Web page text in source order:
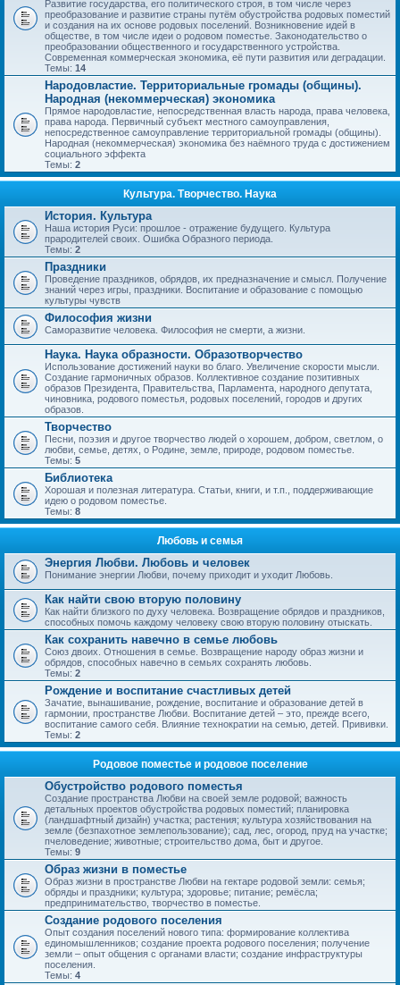
Развитие государства, его политического строя, в том числе через
преобразование и развитие страны путём обустройства родовых поместий
и создания на их основе родовых поселений. Возникновение идей в
обществе, в том числе идеи о родовом поместье. Законодательство о
преобразовании общественного и государственного устройства.
Современная коммерческая экономика, её пути развития или деградации.
Темы: 14
Народовластие. Территориальные громады (общины).
Народная (некоммерческая) экономика
Прямое народовластие, непосредственная власть народа, права человека,
права народа. Первичный субъект местного самоуправления,
непосредственное самоуправление территориальной громады (общины).
Народная (некоммерческая) экономика без наёмного труда с достижением
социального эффекта
Темы: 2
Культура. Творчество. Наука
История. Культура
Наша история Руси: прошлое - отражение будущего. Культура
прародителей своих. Ошибка Образного периода.
Темы: 2
Праздники
Проведение праздников, обрядов, их предназначение и смысл. Получение
знаний через игры, праздники. Воспитание и образование с помощью
культуры чувств
Философия жизни
Саморазвитие человека. Философия не смерти, а жизни.
Наука. Наука образности. Образотворчество
Использование достижений науки во благо. Увеличение скорости мысли.
Создание гармоничных образов. Коллективное создание позитивных
образов Президента, Правительства, Парламента, народного депутата,
чиновника, родового поместья, родовых поселений, городов и других
образов.
Творчество
Песни, поэзия и другое творчество людей о хорошем, добром, светлом, о
любви, семье, детях, о Родине, земле, природе, родовом поместье.
Темы: 5
Библиотека
Хорошая и полезная литература. Статьи, книги, и т.п., поддерживающие
идею о родовом поместье.
Темы: 8
Любовь и семья
Энергия Любви. Любовь и человек
Понимание энергии Любви, почему приходит и уходит Любовь.
Как найти свою вторую половину
Как найти близкого по духу человека. Возвращение обрядов и праздников,
способных помочь каждому человеку свою вторую половину отыскать.
Как сохранить навечно в семье любовь
Союз двоих. Отношения в семье. Возвращение народу образ жизни и
обрядов, способных навечно в семьях сохранять любовь.
Темы: 2
Рождение и воспитание счастливых детей
Зачатие, вынашивание, рождение, воспитание и образование детей в
гармонии, пространстве Любви. Воспитание детей – это, прежде всего,
воспитание самого себя. Влияние технократии на семью, детей. Прививки.
Темы: 2
Родовое поместье и родовое поселение
Обустройство родового поместья
Создание пространства Любви на своей земле родовой; важность
детальных проектов обустройства родовых поместий; планировка
(ландшафтный дизайн) участка; растения; культура хозяйствования на
земле (безпахотное землепользование); сад, лес, огород, пруд на участке;
пчеловедение; животные; строительство дома, быт и другое.
Темы: 9
Образ жизни в поместье
Образ жизни в пространстве Любви на гектаре родовой земли: семья;
обряды и праздники; культура; здоровье; питание; ремёсла;
предпринимательство, творчество в поместье.
Создание родового поселения
Опыт создания поселений нового типа: формирование коллектива
единомышленников; создание проекта родового поселения; получение
земли – опыт общения с органами власти; создание инфраструктуры
поселения.
Темы: 4